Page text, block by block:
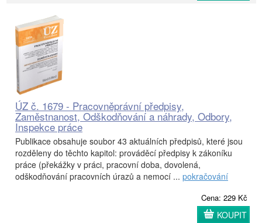
ÚZ č. 1679 - Pracovněprávní předpisy,
Zaměstnanost, Odškodňování a náhrady, Odbory,
Inspekce práce
Publikace obsahuje soubor 43 aktuálních předpisů, které jsou
rozděleny do těchto kapitol: prováděcí předpisy k zákoníku
práce (překážky v práci, pracovní doba, dovolená,
odškodňování pracovních úrazů a nemocí ... pokračování
Cena: 229 Kč
KOUPIT